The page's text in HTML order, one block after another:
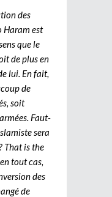
des
Haram est
que le
de plus en
lui. En fait,
de
soit
Faut-
sera
That is the
tout cas,
des
de